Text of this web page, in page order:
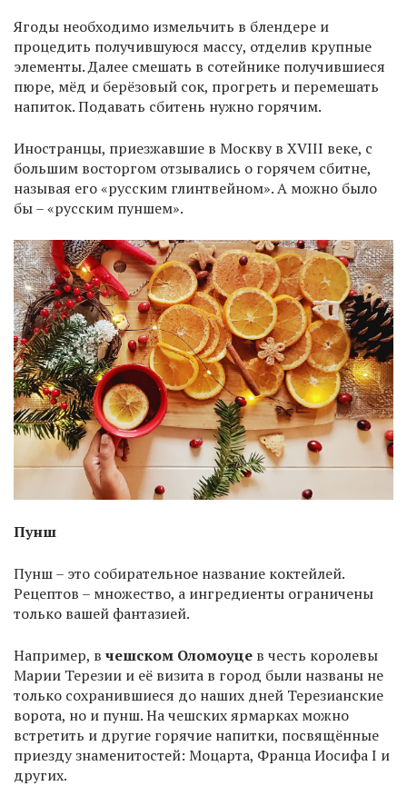
Ягоды необходимо измельчить в блендере и
процедить получившуюся массу, отделив крупные
элементы. Далее смешать в сотейнике получившиеся
пюре, мёд и берёзовый сок, прогреть и перемешать
напиток. Подавать сбитень нужно горячим.
Иностранцы, приезжавшие в Москву в XVIII веке, с
большим восторгом отзывались о горячем сбитне,
называя его «русским глинтвейном». А можно было
бы – «русским пуншем».
Пунш
Пунш – это собирательное название коктейлей.
Рецептов – множество, а ингредиенты ограничены
только вашей фантазией.
Например, в чешском Оломоуце в честь королевы
Марии Терезии и её визита в город были названы не
только сохранившиеся до наших дней Терезианские
ворота, но и пунш. На чешских ярмарках можно
встретить и другие горячие напитки, посвящённые
приезду знаменитостей: Моцарта, Франца Иосифа I и
других.